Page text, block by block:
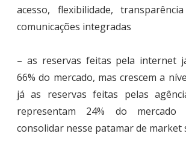
acesso, flexibilidade,
comunicações integradas
– as reservas feitas pela internet
66% do mercado, mas crescem a
já as reservas feitas pelas
representam 24% do
consolidar nesse patamar de market